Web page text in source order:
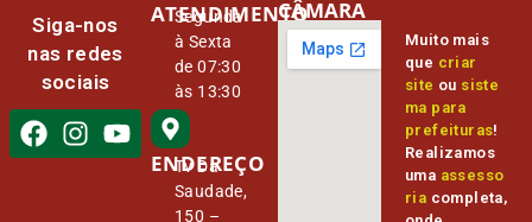
Siga-nos
nas redes
sociais
ATENDIMENTO
Segunda
à Sexta
de 07:30
às 13:30
ENDEREÇO
Tv Da
Saudade,
150 –
CÂMARA
Muito mais
que criar
site ou siste
ma para
prefeituras!
Realizamos
uma assesso
ria completa,